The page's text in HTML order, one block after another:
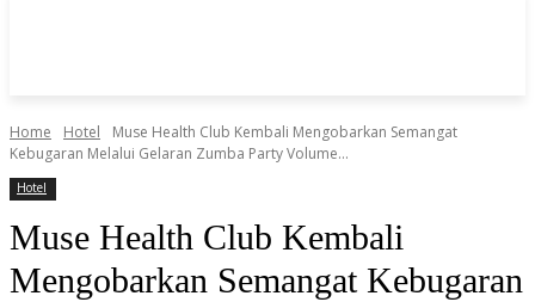
Home Hotel
Muse Health Club Kembali Mengobarkan Semangat
Kebugaran Melalui Gelaran Zumba Party Volume...
Hotel
Muse Health Club Kembali
Mengobarkan Semangat Kebugaran